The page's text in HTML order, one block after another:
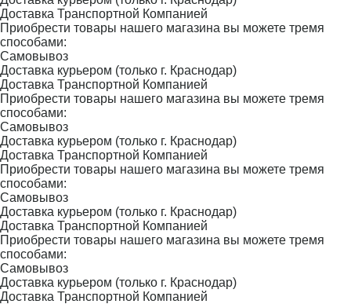
Доставка Транспортной Компанией
Приобрести товары нашего магазина вы можете тремя
способами:
Самовывоз
Доставка курьером (только г. Краснодар)
Доставка Транспортной Компанией
Приобрести товары нашего магазина вы можете тремя
способами:
Самовывоз
Доставка курьером (только г. Краснодар)
Доставка Транспортной Компанией
Приобрести товары нашего магазина вы можете тремя
способами:
Самовывоз
Доставка курьером (только г. Краснодар)
Доставка Транспортной Компанией
Приобрести товары нашего магазина вы можете тремя
способами:
Самовывоз
Доставка курьером (только г. Краснодар)
Доставка Транспортной Компанией